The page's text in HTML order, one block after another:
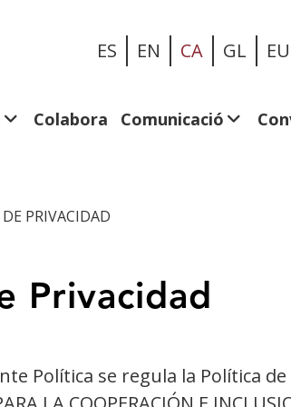
ES EN CA GL EU
Colabora Comunicació
PRIVACIDAD
Privacidad
Política se regula la Política